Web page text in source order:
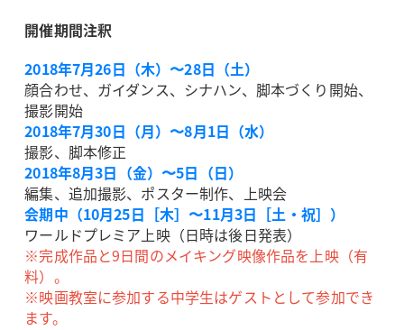
開催期間注釈
2018年7月26日（木）〜28日（土）
顔合わせ、ガイダンス、シナハン、脚本づくり開始、
撮影開始
2018年7月30日（月）〜8月1日（水）
撮影、脚本修正
2018年8月3日（金）〜5日（日）
編集、追加撮影、ポスター制作、上映会
会期中（10月25日［木］〜11月3日［土・祝］）
ワールドプレミア上映（日時は後日発表）
※完成作品と9日間のメイキング映像作品を上映（有
料）。
※映画教室に参加する中学生はゲストとして参加でき
ます。